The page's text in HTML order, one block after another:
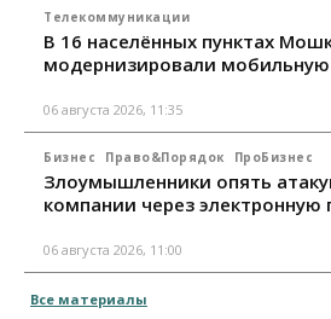
Телекоммуникации
В 16 населённых пунктах
модернизировали мобильную
06 августа 2026, 11:35
Бизнес Право&Порядок ПроБизнес
Злоумышленники опять
компании через электронную
06 августа 2026, 11:00
Все материалы